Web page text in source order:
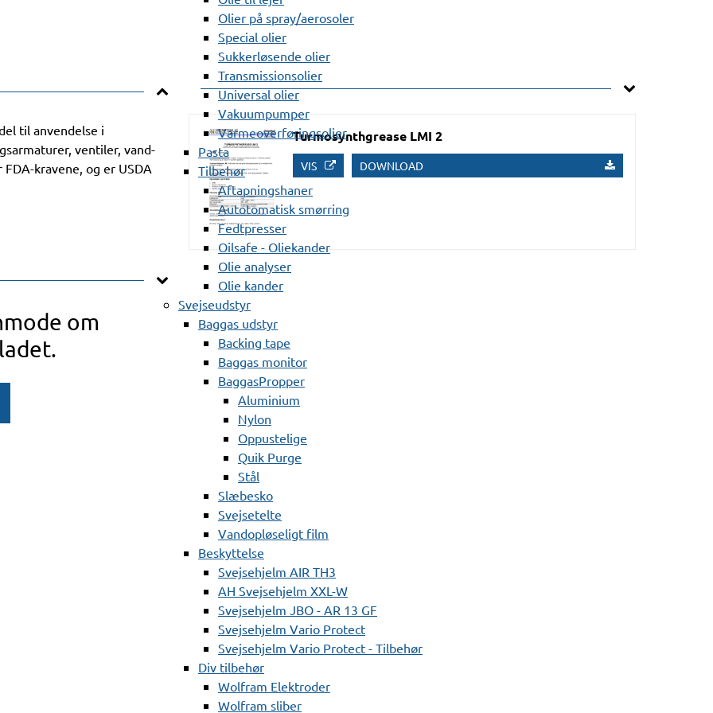
Olier på spray/aerosoler
Special olier
Sukkerløsende olier
Transmissionsolier
Universal olier
Vakuumpumper
Varmeoverføringsolier
Pasta
Tilbehør
Aftapningshaner
Autotomatisk smørring
Fedtpresser
Oilsafe - Oliekander
Olie analyser
Olie kander
Svejseudstyr
Baggas udstyr
Backing tape
Baggas monitor
BaggasPropper
Aluminium
Nylon
Oppustelige
Quik Purge
Stål
Slæbesko
Svejsetelte
Vandopløseligt film
Beskyttelse
Svejsehjelm AIR TH3
AH Svejsehjelm XXL-W
Svejsehjelm JBO - AR 13 GF
Svejsehjelm Vario Protect
Svejsehjelm Vario Protect - Tilbehør
Div tilbehør
Wolfram Elektroder
Wolfram sliber
til anvendelse i
ventiler, vand-
kravene, og er USDA
Turmosynthgrease LMI 2
VIS DOWNLOAD
om